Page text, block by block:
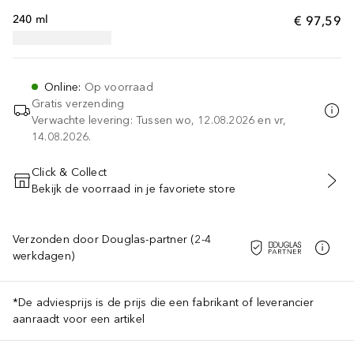
€ 97,59
240 ml
Online: Op voorraad
Gratis verzending
Verwachte levering: Tussen wo, 12.08.2026 en vr,
14.08.2026.
VOEG TOE AAN WINKELMANDJE
Click & Collect
Bekijk de voorraad in je favoriete store
Verzonden door Douglas-partner (2-4
werkdagen)
*De adviesprijs is de prijs die een fabrikant of leverancier
aanraadt voor een artikel